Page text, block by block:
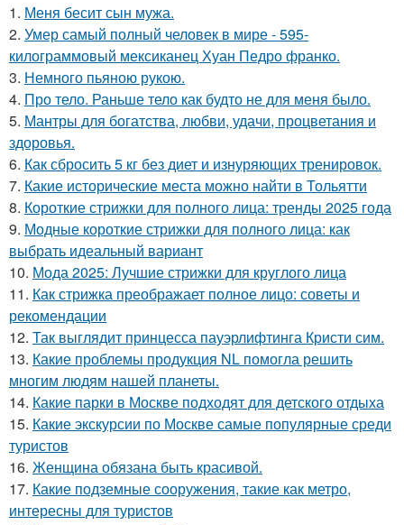
1. Меня бесит сын мужа.
2. Умер самый полный человек в мире - 595-
килограммовый мексиканец Хуан Педро франко.
3. Немного пьяною рукою.
4. Про тело. Раньше тело как будто не для меня было.
5. Мантры для богатства, любви, удачи, процветания и
здоровья.
6. Как сбросить 5 кг без диет и изнуряющих тренировок.
7. Какие исторические места можно найти в Тольятти
8. Короткие стрижки для полного лица: тренды 2025 года
9. Модные короткие стрижки для полного лица: как
выбрать идеальный вариант
10. Мода 2025: Лучшие стрижки для круглого лица
11. Как стрижка преображает полное лицо: советы и
рекомендации
12. Так выглядит принцесса пауэрлифтинга Кристи сим.
13. Какие проблемы продукция NL помогла решить
многим людям нашей планеты.
14. Какие парки в Москве подходят для детского отдыха
15. Какие экскурсии по Москве самые популярные среди
туристов
16. Женщина обязана быть красивой.
17. Какие подземные сооружения, такие как метро,
интересны для туристов